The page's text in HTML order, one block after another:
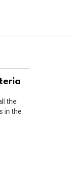
the
in the